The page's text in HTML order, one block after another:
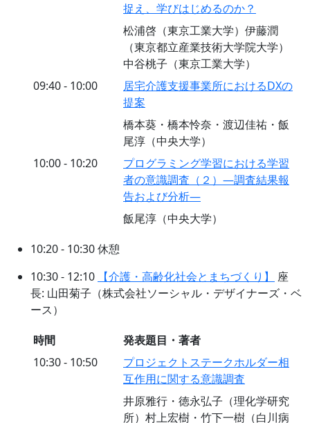
捉え、学びはじめるのか？
松浦啓（東京工業大学）伊藤潤
（東京都立産業技術大学院大学）
中谷桃子（東京工業大学）
09:40 - 10:00
居宅介護支援事業所におけるDXの
提案
橋本葵・橋本怜奈・渡辺佳祐・飯
尾淳（中央大学）
10:00 - 10:20
プログラミング学習における学習
者の意識調査（２）―調査結果報
告および分析―
飯尾淳（中央大学）
10:20 - 10:30 休憩
10:30 - 12:10
【介護・高齢化社会とまちづくり】
座
長: 山田菊子（株式会社ソーシャル・デザイナーズ・ベ
ース）
時間
発表題目・著者
10:30 - 10:50
プロジェクトステークホルダー相
互作用に関する意識調査
井原雅行・徳永弘子（理化学研究
所）村上宏樹・竹下一樹（白川病